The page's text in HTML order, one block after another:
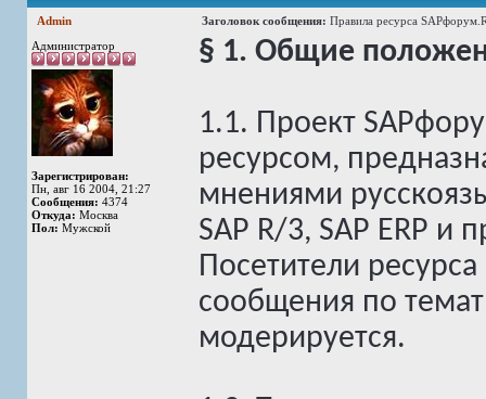
Admin Заголовок сообщения: Правила ресурса
Администратор
Зарегистрирован:
Пн, авг 16 2004, 21:27
Сообщения: 4374
Откуда: Москва
Пол: Мужской
§ 1. Общие
1.1. Проект
ресурсом,
мнениями
SAP R/3, SAP ERP и
Посетители
сообщения по
модерируется.